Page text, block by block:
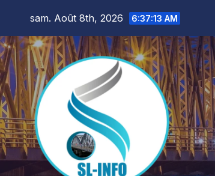
content
sam. Août 8th, 2026 6:37:14 AM